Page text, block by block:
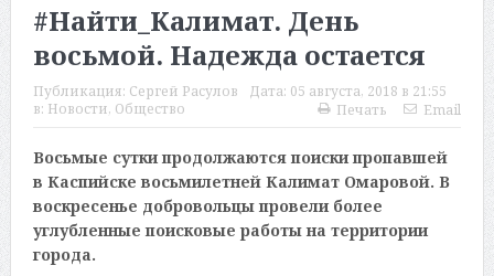
#Найти_Калимат. День
восьмой. Надежда остается
Публикация: Сергей Расулов Дата: 05 августа, 2018 в 21:55
в: Новости, Общество Печать Email
Восьмые сутки продолжаются поиски пропавшей
в Каспийске восьмилетней Калимат Омаровой. В
воскресенье добровольцы провели более
углубленные поисковые работы на территории
города.